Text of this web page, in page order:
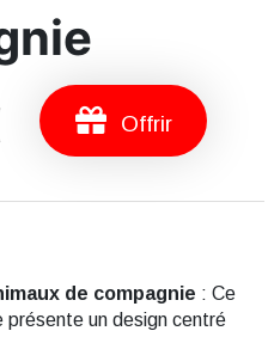
Offrir
de compagnie : Ce
présente un design centré